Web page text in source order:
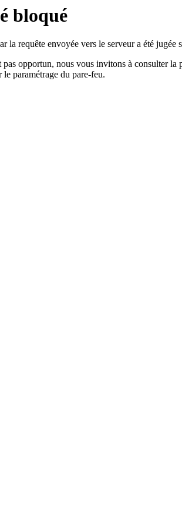
bloqué
la requête envoyée vers le serveur a été jugée
opportun, nous vous invitons à consulter la
paramétrage du pare-feu.